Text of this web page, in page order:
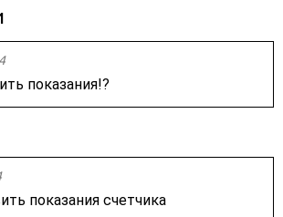
показания!?
показания счетчика